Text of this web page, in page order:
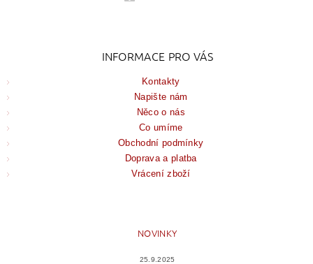
INFORMACE PRO VÁS
Kontakty
Napište nám
Něco o nás
Co umíme
Obchodní podmínky
Doprava a platba
Vrácení zboží
NOVINKY
25.9.2025